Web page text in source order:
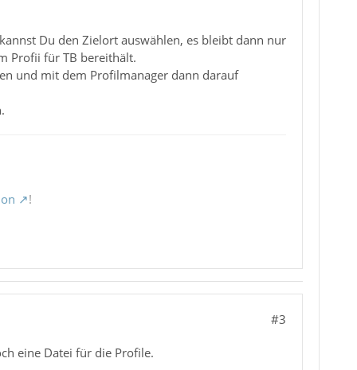
Du den Zielort auswählen, es bleibt dann nur
Profii für TB bereithält.
und mit dem Profilmanager dann darauf
!
#3
eine Datei für die Profile.